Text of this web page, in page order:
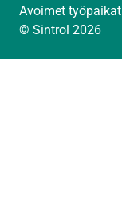
Avoimet työpaikat
© Sintrol 2026